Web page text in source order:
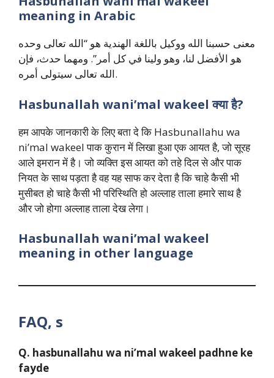
meaning in Arabic
معنى حسبنا الله ووكيل باللغة الهندية هو “الله تعالى وحده
هو الأفضل لنا، وهو ولينا في كل أمر”. ومهما حدث، فإن
الله تعالى سيتولى أمره.
Hasbunallah wani’mal wakeelक्याहै?
हम आपके जानकारी के लिए बता दे कि Hasbunallahu wa
ni’mal wakeel पाक कुरान में लिखा हुआ एक आयत है, जो सूरह
आले इमरान में है। जो व्यक्ति इस आयत को तहे दिल से और पाक
नियत के साथ पड़ता है वह यह साफ कर देता है कि चाहे कैसी भी
मुसीबत हो चाहे कैसी भी परिस्थिति हो अल्लाह ताला हमारे साथ है
और जो होगा अल्लाह ताला देख लेगा।
Hasbunallah wani’mal wakeel
meaning in other language
FAQ, s
Q. hasbunallahu wa ni’mal wakeel padhne ke
fayde